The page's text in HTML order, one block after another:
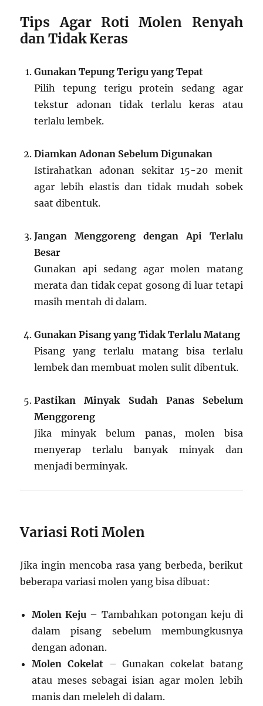
Tips Agar Roti Molen Renyah
dan Tidak Keras
Gunakan Tepung Terigu yang Tepat
Pilih tepung terigu protein sedang agar
tekstur adonan tidak terlalu keras atau
terlalu lembek.
Diamkan Adonan Sebelum Digunakan
Istirahatkan adonan sekitar 15-20 menit
agar lebih elastis dan tidak mudah sobek
saat dibentuk.
Jangan Menggoreng dengan Api Terlalu
Besar
Gunakan api sedang agar molen matang
merata dan tidak cepat gosong di luar tetapi
masih mentah di dalam.
Gunakan Pisang yang Tidak Terlalu Matang
Pisang yang terlalu matang bisa terlalu
lembek dan membuat molen sulit dibentuk.
Pastikan Minyak Sudah Panas Sebelum
Menggoreng
Jika minyak belum panas, molen bisa
menyerap terlalu banyak minyak dan
menjadi berminyak.
Variasi Roti Molen
Jika ingin mencoba rasa yang berbeda, berikut
beberapa variasi molen yang bisa dibuat:
Molen Keju – Tambahkan potongan keju di
dalam pisang sebelum membungkusnya
dengan adonan.
Molen Cokelat – Gunakan cokelat batang
atau meses sebagai isian agar molen lebih
manis dan meleleh di dalam.